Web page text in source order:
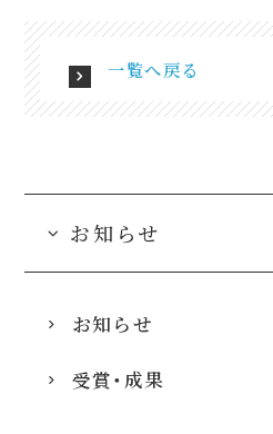
一覧へ戻る
お知らせ
お知らせ
受賞・成果